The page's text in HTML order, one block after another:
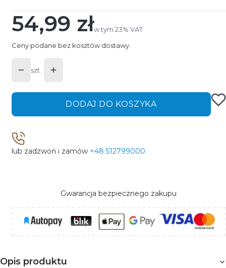
Cena
54,99 złw tym 23% VAT
w tym 23% VAT
Ceny podane bez kosztów dostawy.
szt.
DODAJ DO KOSZYKA
lub zadzwoń i zamów +48 512799000
Gwarancja bezpiecznego zakupu
Opis produktu